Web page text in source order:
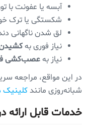
آبسه یا عفونت با
شکستگی یا ترک
لق شدن ناگهانی
نیاز فوری به
نیاز بهعصب‌کشی
در این مواقع، مراجعه
شبانه‌روزی مانندکلینیک
خدمات قابل ارائه